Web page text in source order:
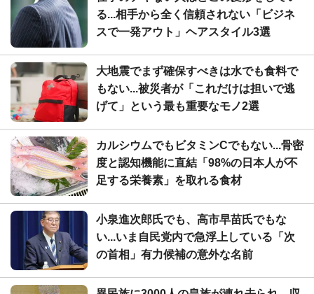
る...相手から全く信頼されない「ビジネ
スで一発アウト」ヘアスタイル3選
大地震でまず確保すべきは水でも食料で
もない...被災者が「これだけは担いで逃
げて」という最も重要なモノ2選
カルシウムでもビタミンCでもない...骨密
度と認知機能に直結「98%の日本人が不
足する栄養素」を取れる食材
小泉進次郎氏でも、高市早苗氏でもな
い...いま自民党内で急浮上している「次
の首相」有力候補の意外な名前